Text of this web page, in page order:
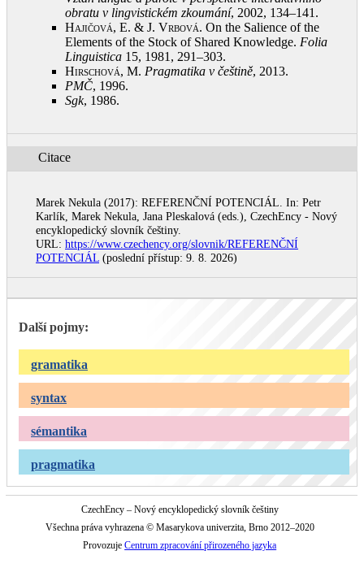
obratu v lingvistickém zkoumání, 2002, 134–141 .
Hajičová, E. & J. Vrbová. On the Salience of the
Elements of the Stock of Shared Knowledge. Folia
Linguistica 15, 1981, 291–303.
Hirschová, M. Pragmatika v češtině, 2013.
PMČ, 1996.
Sgk, 1986.
Citace
Marek Nekula (2017): REFERENČNÍ POTENCIÁL. In: Petr
Karlík, Marek Nekula, Jana Pleskalová (eds.), CzechEncy - Nový
encyklopedický slovník češtiny.
URL: https://www.czechency.org/slovnik/REFERENČNÍ
POTENCIÁL (poslední přístup: 9. 8. 2026)
Další pojmy:
gramatika
syntax
sémantika
pragmatika
CzechEncy – Nový encyklopedický slovník češtiny
Všechna práva vyhrazena © Masarykova univerzita, Brno 2012–2020
ProvozujeCentrum zpracování přirozeného jazyka